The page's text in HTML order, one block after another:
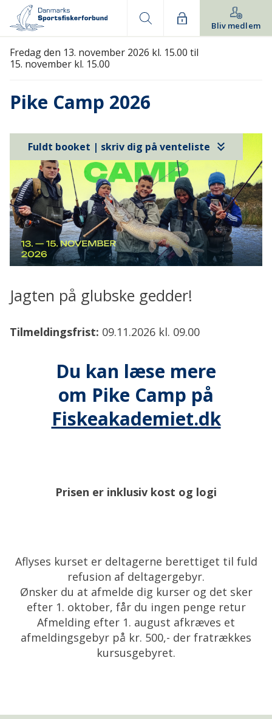
Bliv medlem
Fredag den 13. november 2026 kl. 15.00 til
15. november kl. 15.00
Pike Camp 2026
Fuldt booket | skriv dig på venteliste keyboard_double_arrow_down
Jagten på glubske gedder!
Tilmeldingsfrist: 09.11.2026 kl. 09.00
Du kan læse mere
om Pike Camp på
Fiskeakademiet.dk
Prisen er inklusiv kost og logi
Aflyses kurset er deltagerne berettiget til fuld
refusion af deltagergebyr.
Ønsker du at afmelde dig kurser og det sker
efter 1. oktober, får du ingen penge retur
Afmelding efter 1. august afkræves et
afmeldingsgebyr på kr. 500,- der fratrækkes
kursusgebyret.